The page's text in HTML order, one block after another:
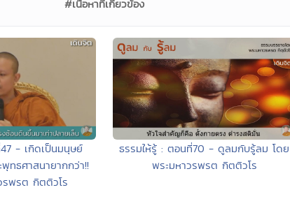
#เนื้อหาที่เกี่ยวข้อง
- เกิดเป็นมนุษย์
ทธศาสนายากกว่า!!
รพรต กิตติวโร
ธรรมให้รู้ : ตอนที่70 - ดูลมกับรู้ลม โดย
พระมหาวรพรต กิตติวโร